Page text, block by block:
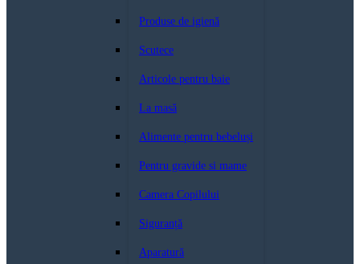
Produse de igienă
Scutece
Articole pentru baie
La masă
Alimente pentru bebeluși
Pentru gravide si mame
Camera Copilului
Siguranță
Aparatură